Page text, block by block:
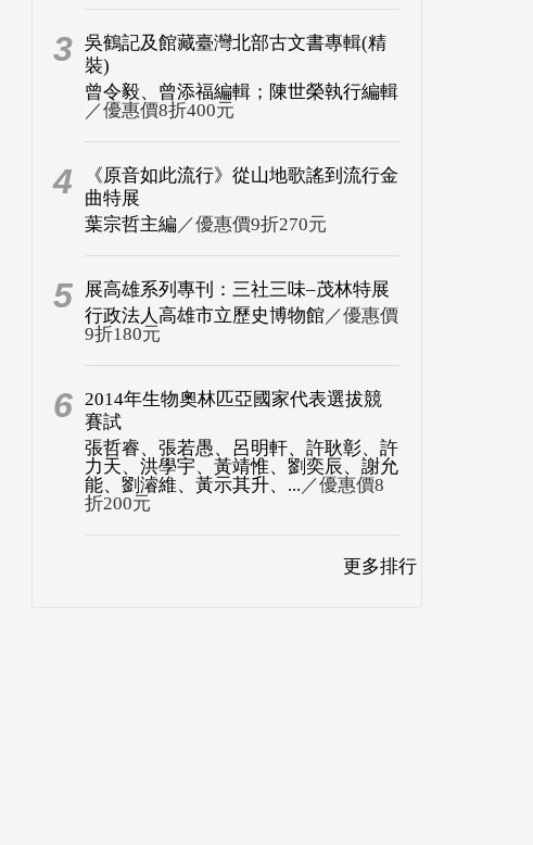
3 吳鶴記及館藏臺灣北部古文書專輯(精
裝)
曾令毅、曾添福編輯；陳世榮執行編輯
／優惠價8折400元
4
《原音如此流行》從山地歌謠到流行金
曲特展
葉宗哲主編 ／優惠價9折270元
5
展高雄系列專刊：三社三味–茂林特展
行政法人高雄市立歷史博物館／優惠價
9折180元
6 2014年生物奧林匹亞國家代表選拔競
賽試
張哲睿、張若愚、呂明軒、許耿彰、許
力天、洪學宇、黃靖惟、劉奕辰、謝允
能、劉濬維、黃示其升、... ／優惠價8
折200元
更多排行